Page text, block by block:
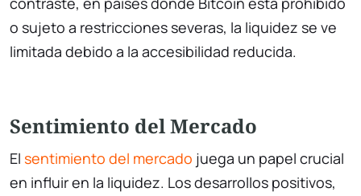
o sujeto a restricciones severas, la liquidez se ve
limitada debido a la accesibilidad reducida.
Sentimiento del Mercado
El sentimiento del mercado juega un papel crucial
en influir en la liquidez. Los desarrollos positivos,